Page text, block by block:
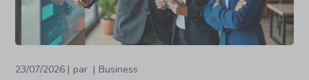
23/07/2026 par Business